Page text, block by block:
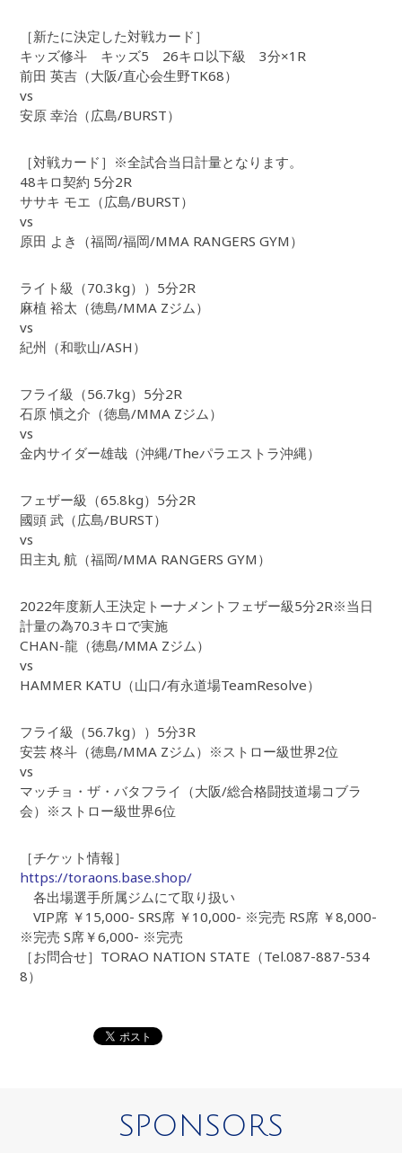
［新たに決定した対戦カード］
キッズ修斗 キッズ5 26キロ以下級 3分×1R
前田 英吉（大阪/直心会生野TK68）
vs
安原 幸治（広島/BURST）
［対戦カード］※全試合当日計量となります。
48キロ契約 5分2R
ササキ モエ（広島/BURST）
vs
原田 よき（福岡/福岡/MMA RANGERS GYM）
ライト級（70.3kg））5分2R
麻植 裕太（徳島/MMA Zジム）
vs
紀州（和歌山/ASH）
フライ級（56.7kg）5分2R
石原 愼之介（徳島/MMA Zジム）
vs
金内サイダー雄哉（沖縄/Theパラエストラ沖縄）
フェザー級（65.8kg）5分2R
國頭 武（広島/BURST）
vs
田主丸 航（福岡/MMA RANGERS GYM）
2022年度新人王決定トーナメントフェザー級5分2R※当日
計量の為70.3キロで実施
CHAN-龍（徳島/MMA Zジム）
vs
HAMMER KATU（山口/有永道場TeamResolve）
フライ級（56.7kg））5分3R
安芸 柊斗（徳島/MMA Zジム）※ストロー級世界2位
vs
マッチョ・ザ・バタフライ（大阪/総合格闘技道場コブラ
会）※ストロー級世界6位
［チケット情報］
https://toraons.base.shop/
各出場選手所属ジムにて取り扱い
VIP席 ￥15,000- SRS席 ￥10,000- ※完売 RS席 ￥8,000-
※完売 S席￥6,000- ※完売
［お問合せ］TORAO NATION STATE（Tel.087-887-534
8）
SPONSORS